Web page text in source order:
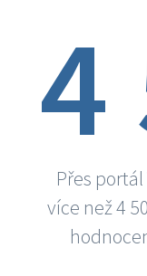
4
Přes
více než 4